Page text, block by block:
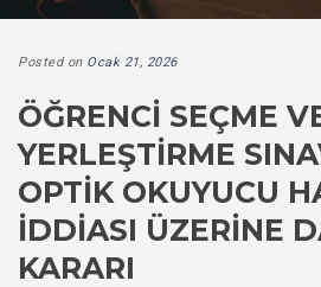
Posted on Ocak 21, 2026
ÖĞRENCI SEÇME
YERLEŞTIRME
OPTIK OKUYUCU
İDDIASI ÜZERINE
KARARI